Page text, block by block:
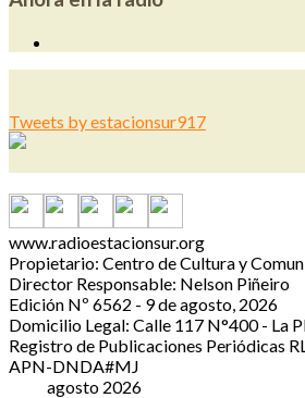
Tweets by estacionsur917
www.radioestacionsur.org
Propietario: Centro de Cultura y
Director Responsable: Nelson Piñeiro
Edición Nº 6562 - 9 de agosto, 2026
Domicilio Legal: Calle 117 N°400 - La
Registro de Publicaciones Periódicas
APN-DNDA#MJ
agosto 2026